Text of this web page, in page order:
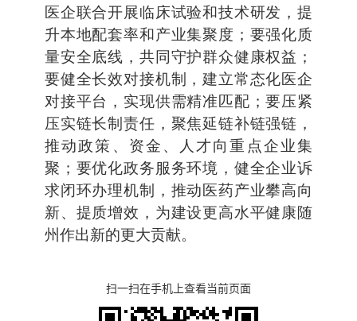
医企联合开展临床试验和技术研发，提
升本地配套率和产业集聚度；要强化质
量安全底线，共同守护群众健康权益；
要健全长效对接机制，建立常态化医企
对接平台，实现供需精准匹配；要压紧
压实链长制责任，聚焦延链补链强链，
推动政策、资金、人才向重点企业集
聚；要优化政务服务环境，健全企业诉
求闭环办理机制，推动医药产业攀高向
新、提质增效，为建设更高水平健康随
州作出新的更大贡献。
扫一扫在手机上查看当前页面